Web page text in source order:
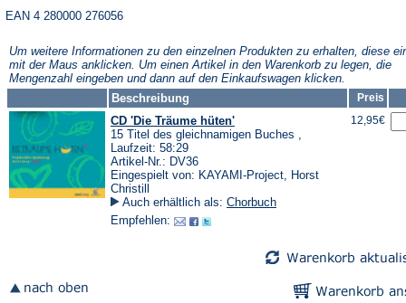
EAN 4 280000 276056
Um weitere Informationen zu den einzelnen Produkten zu erhalten, diese
mit der Maus anklicken. Um einen Artikel in den Warenkorb zu legen, die
Mengenzahl eingeben und dann auf den Einkaufswagen klicken.
Beschreibung
Preis
CD 'Die Träume hüten'
15 Titel des gleichnamigen Buches ,
Laufzeit: 58:29
Artikel-Nr.: DV36
Eingespielt von: KAYAMI-Project, Horst
Christill
Auch erhältlich als: Chorbuch
Empfehlen:
12,95€